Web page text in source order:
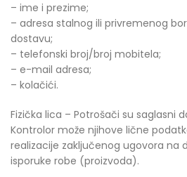
– ime i prezime;
– adresa stalnog ili privremenog
dostavu;
– telefonski broj/broj mobitela;
– e-mail adresa;
– kolačići.
Fizička lica – Potrošači su saglasni
Kontrolor može njihove lične
realizacije zaključenog ugovora na
isporuke robe (proizvoda).